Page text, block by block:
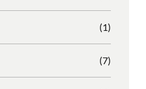
(1)
(7)